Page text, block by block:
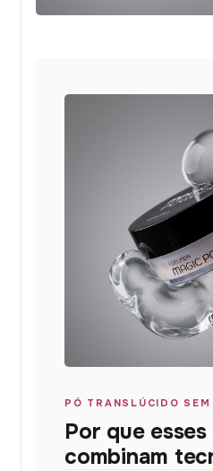
PÓ TRANSLÚCIDO
Por que
combinam